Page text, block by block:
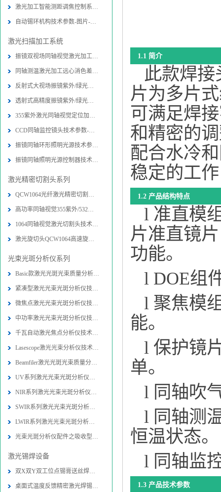
激光加工智能测距调焦控制系统-图片
自动锡环机构技术参数-图片-应用-报
激光扫描加工系统
振镜双视场同轴视觉激光加工光路系统
同轴测温激光加工远心消色差扫描物镜
反射式大视场振镜紫外/绿光同轴视觉
透射式高精度振镜紫外/绿光内同轴视
355紫外激光同轴视觉定位加工系统技
CCD同轴监控镜头技术参数-图片-应用
振镜同轴环形照明光源技术参数-图片
振镜同轴照明光源控制器技术参数-图
激光精密切割头系列
QCW1064光纤激光精密切割头技术参数
高功率同轴视觉355紫外/532绿光精密
1064同轴视觉激光切割头技术参数-图
激光旋切头QCW1064高速旋转精密切割
光束光斑分析仪系列
Basic款激光光斑光束质量分析仪技术
紧凑型激光光束光斑分析仪技术参数-
微焦点激光光束光斑分析仪技术参数-
中功率激光光束光斑分析仪技术参数-
千瓦自动激光焦点分析仪技术参数-图
Lasescope激光光束分析仪技术参数-
Beamfiler激光光斑光束质量分析仪技
UV系列激光光束光斑分析仪技术参数-
NIR系列激光光束光斑分析仪技术参数
SWIR系列激光光束光斑分析仪技术参数
LWIR系列激光光束光斑分析仪技术参数
光束光斑分析仪配件之吸收型衰减器技
激光锡焊设备
双X双Y双工位点锡膏送丝焊接机设备-
桌面式温度反馈精密激光焊锡系统图片
1.1 简介
此款焊接
片为多片
可满足焊
和精密的
配合水冷
稳定的工
1.2 产品结构特点
l 准直模
片准直镜
功能。
l DOE组
l 聚焦模
能。
l 保护镜
单。
l 同轴吹
l 同轴测
恒温状态。
l 同轴监
1.3 产品技术参数